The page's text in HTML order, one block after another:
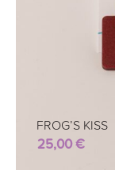
FROG’S KISS
25,00€